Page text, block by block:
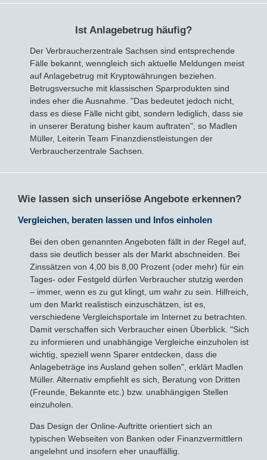
Ist Anlagebetrug häufig?
Der Verbraucherzentrale Sachsen sind entsprechende
Fälle bekannt, wenngleich sich aktuelle Meldungen meist
auf Anlagebetrug mit Kryptowährungen beziehen.
Betrugsversuche mit klassischen Sparprodukten sind
indes eher die Ausnahme. "Das bedeutet jedoch nicht,
dass es diese Fälle nicht gibt, sondern lediglich, dass sie
in unserer Beratung bisher kaum auftraten", so Madlen
Müller, Leiterin Team Finanzdienstleistungen der
Verbraucherzentrale Sachsen.
Wie lassen sich unseriöse Angebote erkennen?
Vergleichen, beraten lassen und Infos einholen
Bei den oben genannten Angeboten fällt in der Regel auf,
dass sie deutlich besser als der Markt abschneiden. Bei
Zinssätzen von 4,00 bis 8,00 Prozent (oder mehr) für ein
Tages- oder Festgeld dürfen Verbraucher stutzig werden
– immer, wenn es zu gut klingt, um wahr zu sein. Hilfreich,
um den Markt realistisch einzuschätzen, ist es,
verschiedene Vergleichsportale im Internet zu betrachten.
Damit verschaffen sich Verbraucher einen Überblick. "Sich
zu informieren und unabhängige Vergleiche einzuholen ist
wichtig, speziell wenn Sparer entdecken, dass die
Anlagebeträge ins Ausland gehen sollen", erklärt Madlen
Müller. Alternativ empfiehlt es sich, Beratung von Dritten
(Freunde, Bekannte etc.) bzw. unabhängigen Stellen
einzuholen.
Das Design der Online-Auftritte orientiert sich an
typischen Webseiten von Banken oder Finanzvermittlern
angelehnt und insofern eher unauffällig.